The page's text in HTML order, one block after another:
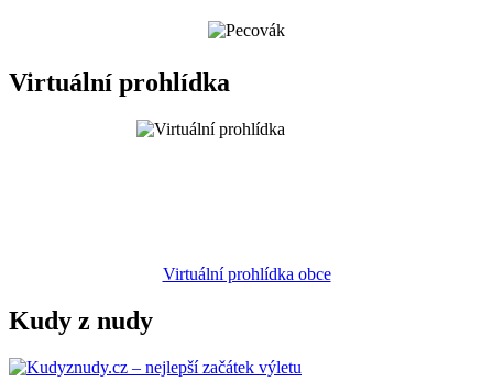
Virtuální prohlídka
Virtuální prohlídka obce
Kudy z nudy